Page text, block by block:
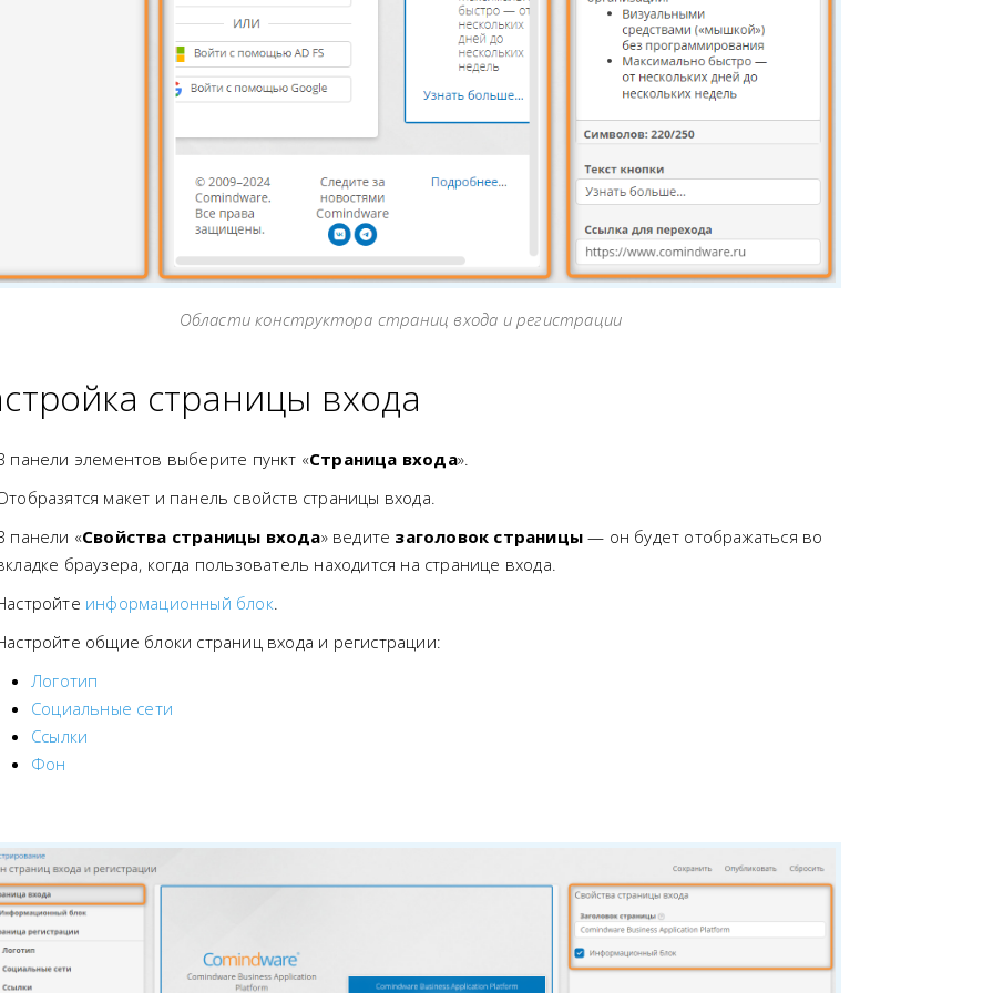
Области конструктора страниц входа и регистрации
страницы входа
панели элементов выберите пункт «Страница входа».
макет и панель свойств страницы входа.
панели «Свойства страницы входа» ведите заголовок страницы — он будет отображаться во
браузера, когда пользователь находится на странице входа.
информационный блок
общие блоки страниц входа и регистрации:
Логотип
Социальные сети
Ссылки
Фон